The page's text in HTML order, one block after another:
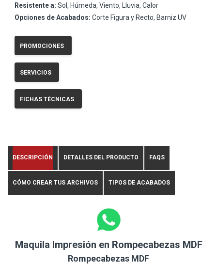
Resistente a: Sol, Húmeda, Viento, Lluvia, Calor
Opciones de Acabados: Corte Figura y Recto, Barniz UV
PROMOCIONES
SERVICIOS
FICHAS TÉCNICAS
DESCRIPCIÓN DETALLES DEL PRODUCTO FAQS
CÓMO CREAR TUS ARCHIVOS TIPOS DE ACABADOS
Maquila Impresión en Rompecabezas MDF
Rompecabezas MDF